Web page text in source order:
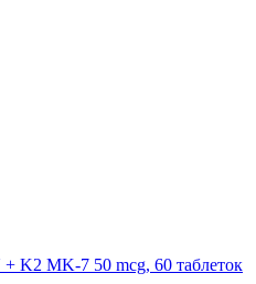
K2 MK-7 50 mcg, 60 таблеток